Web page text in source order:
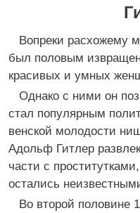
Вопреки расхожему
был половым
красивых и умных
Однако с ними он
стал популярным
венской молодости
Адольф Гитлер
части с
остались
Во второй половине